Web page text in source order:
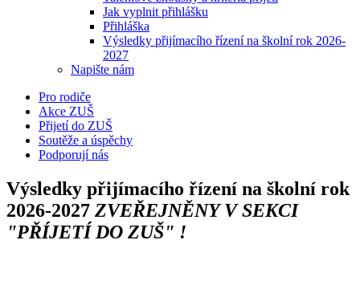
Jak vyplnit přihlášku
Přihláška
Výsledky přijímacího řízení na školní rok 2026-
2027
Napište nám
Pro rodiče
Akce ZUŠ
Přijetí do ZUŠ
Soutěže a úspěchy
Podporují nás
Výsledky přijímacího řízení na školní rok
2026-2027 ZVEŘEJNĚNY V SEKCI
"PŘÍJETÍ DO ZUŠ" !